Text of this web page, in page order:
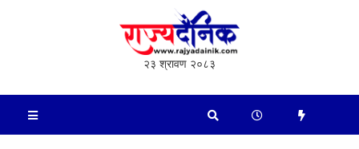
२३ श्रावण २०८३